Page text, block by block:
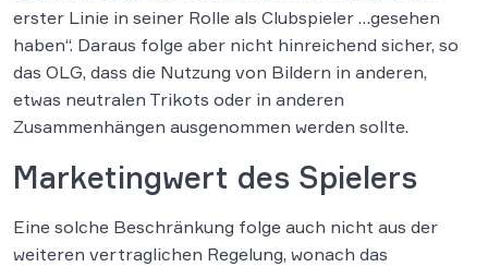
erster Linie in seiner Rolle als Clubspieler …gesehen
haben“. Daraus folge aber nicht hinreichend sicher, so
das OLG, dass die Nutzung von Bildern in anderen,
etwas neutralen Trikots oder in anderen
Zusammenhängen ausgenommen werden sollte.
Marketingwert des Spielers
Eine solche Beschränkung folge auch nicht aus der
weiteren vertraglichen Regelung, wonach das